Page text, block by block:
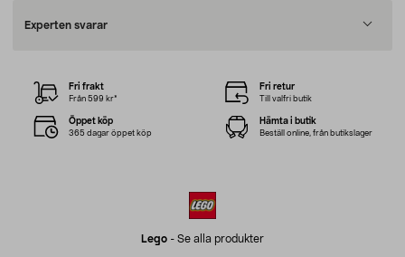
Experten svarar
Lego - Se alla produkter
Fri frakt
Från 599 kr*
Fri retur
Till valfri butik
Öppet köp
365 dagar öppet köp
Hämta i butik
Beställ online, från butikslager